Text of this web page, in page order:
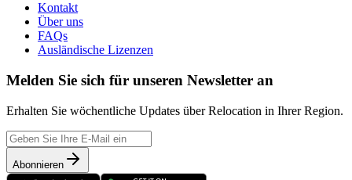
Kontakt
Über uns
FAQs
Ausländische Lizenzen
Melden Sie sich für unseren Newsletter an
Erhalten Sie wöchentliche Updates über Relocation in Ihrer Region.
Abonnieren